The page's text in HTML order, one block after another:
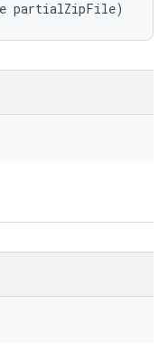
partialZipFile)